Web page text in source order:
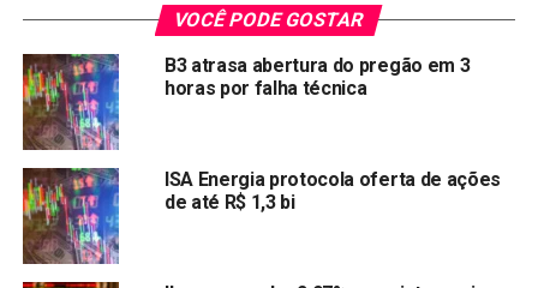
Criptomoeda de Axie Ininity sobe mais de 30%
após listagem na Coibase Pro
Ibovespa recua para mínima em três meses em dia
cheio de balanços
Fundação Tron lança fundo de US $ 300 milhões
para investir e incubar projetos da GameFi
Variação cambial faz Azul reverter prejuízo e ter
lucro R$1,16 bi no 2º tri
VOCÊ PODE GOSTAR
B3 atrasa abertura do pregão em 3
horas por falha técnica
ISA Energia protocola oferta de ações
de até R$ 1,3 bi